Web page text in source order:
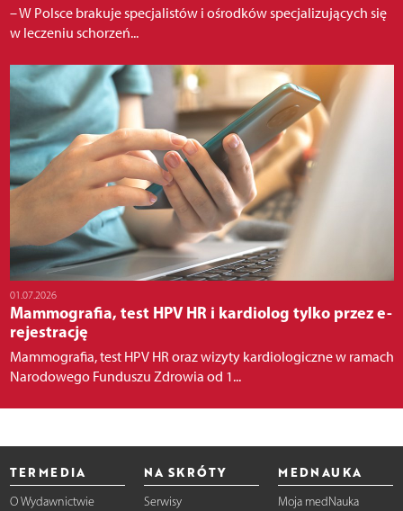
– W Polsce brakuje specjalistów i ośrodków specjalizujących się
w leczeniu schorzeń...
01.07.2026
Mammografia, test HPV HR i kardiolog tylko przez e-
rejestrację
Mammografia, test HPV HR oraz wizyty kardiologiczne w ramach
Narodowego Funduszu Zdrowia od 1...
TERMEDIA
O Wydawnictwie
NA SKRÓTY
Serwisy
MEDNAUKA
Moja medNauka